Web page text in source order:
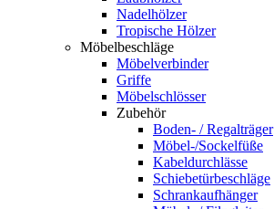
Nadelhölzer
Tropische Hölzer
Möbelbeschläge
Möbelverbinder
Griffe
Möbelschlösser
Zubehör
Boden- / Regalträger
Möbel-/Sockelfüße
Kabeldurchlässe
Schiebetürbeschläge
Schrankaufhänger